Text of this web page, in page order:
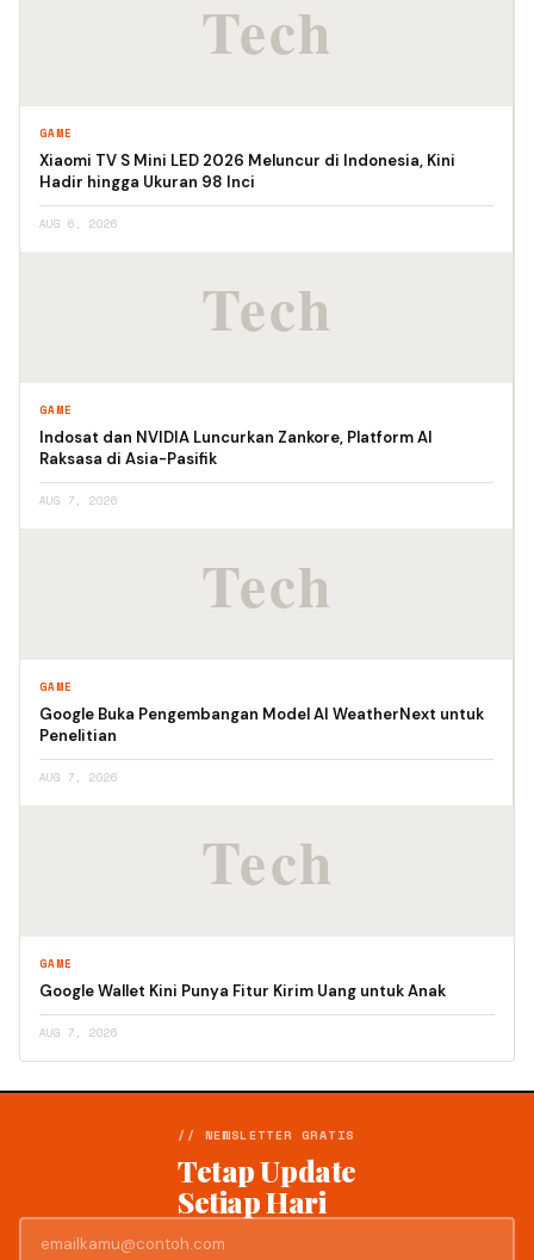
GAME
Xiaomi TV S Mini LED 2026 Meluncur di Indonesia, Kini
Hadir hingga Ukuran 98 Inci
AUG 6, 2026
GAME
Indosat dan NVIDIA Luncurkan Zankore, Platform AI
Raksasa di Asia-Pasifik
AUG 7, 2026
GAME
Google Buka Pengembangan Model AI WeatherNext untuk
Penelitian
AUG 7, 2026
GAME
Google Wallet Kini Punya Fitur Kirim Uang untuk Anak
AUG 7, 2026
// NEWSLETTER GRATIS
Tetap Update
Setiap Hari